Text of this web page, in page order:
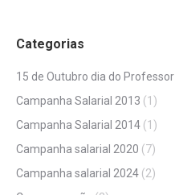
Categorias
15 de Outubro dia do Professor
Campanha Salarial 2013 (1)
Campanha Salarial 2014 (1)
Campanha salarial 2020 (7)
Campanha salarial 2024 (2)